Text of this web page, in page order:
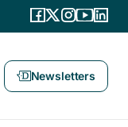
Newsletters